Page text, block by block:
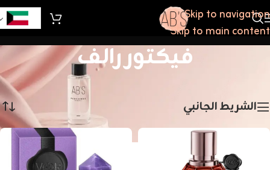
Skip to navigation
Skip to main content
فيكتور رالف
عرض ⁦7⁩ من كل النتائج
الشريط الجانبي